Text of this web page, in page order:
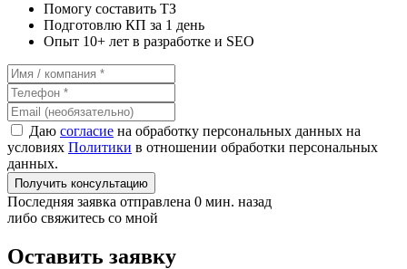
Помогу составить ТЗ
Подготовлю КП за 1 день
Опыт 10+ лет в разработке и SEO
Даю согласие на обработку персональных данных на
условиях Политики в отношении обработки персональных
данных.
Получить консультацию
Последняя заявка отправлена 0 мин. назад
либо свяжитесь со мной
Оставить заявку